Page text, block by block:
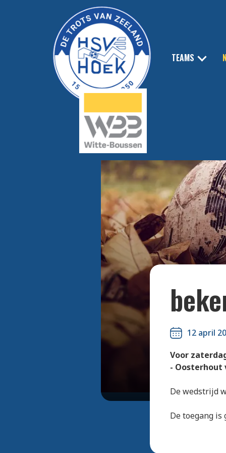
TEAMS
12 april
Voor
- Oosterhout
De wedstrijd
De toegang is